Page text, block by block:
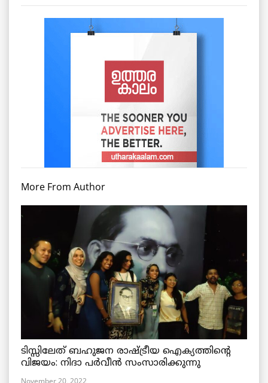
More From Author
ടിസ്സിലേത് ബഹുജന രാഷ്ട്രീയ ഐക്യത്തിന്റെ
വിജയം: നിദാ പർവീൻ സംസാരിക്കുന്നു